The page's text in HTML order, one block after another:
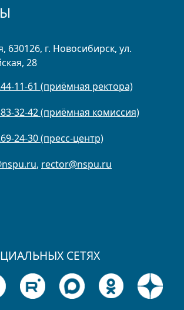
630126, г. Новосибирск, ул.
28
11-61 (приёмная ректора)
32-42 (приёмная комиссия)
24-30 (пресс-центр)
, rector@nspu.ru
СЕТЯХ